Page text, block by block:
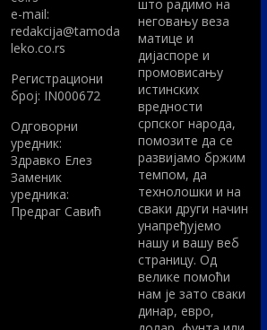
e-mail:
redakcija@tamoda
leko.co.rs
Регистрациони
број: IN000672
Одговорни
уредник:
Здравко Елез
Заменик
уредника:
Предраг Савић
што радимо на
неговању веза
матице и
дијаспоре и
промовисању
истинских
вредности
српског народа,
помозите да се
развијамо бржим
темпом, да
технолошки и на
сваки други начин
унапређујемо
нашу и вашу веб
страницу. Од
велике помоћи
нам је зато сваки
динар, евро,